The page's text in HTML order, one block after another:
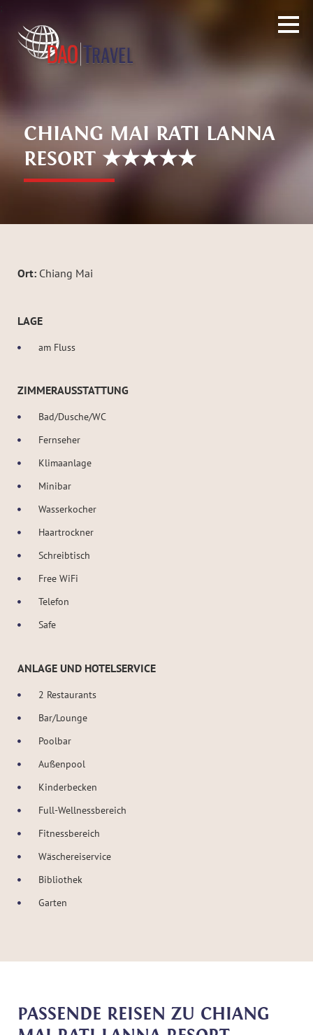
CHIANG MAI RATI LANNA
RESORT ★★★★★
Ort: Chiang Mai
LAGE
am Fluss
ZIMMERAUSSTATTUNG
Bad/Dusche/WC
Fernseher
Klimaanlage
Minibar
Wasserkocher
Haartrockner
Schreibtisch
Free WiFi
Telefon
Safe
ANLAGE UND HOTELSERVICE
2 Restaurants
Bar/Lounge
Poolbar
Außenpool
Kinderbecken
Full-Wellnessbereich
Fitnessbereich
Wäschereiservice
Bibliothek
Garten
PASSENDE REISEN ZU CHIANG